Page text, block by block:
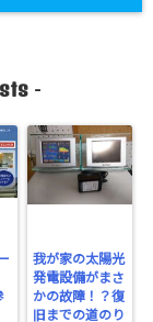
-
我が家の太陽光
発電設備がまさ
かの故障！？復
旧までの道のり